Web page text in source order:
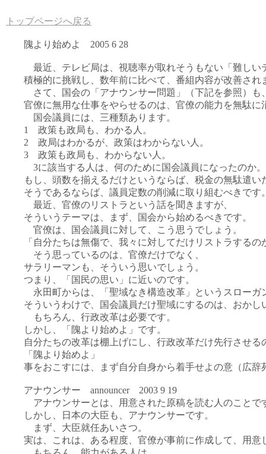
隗より始めよ 2005 6 28
最近、テレビ局は、視聴率が取れそうもない「難しい
積極的に挑戦し、数年前に比べて、番組内容が改善され
さて、国会の「アナウンサー問題」（下記を参照）も
官僚に無用な仕事をやらせるのは、官僚の能力を無駄に
国会議員には、三種類あります。
1 政策も政局も、わかる人。
2 政局はわかるが、政策はわからない人。
3 政策も政局も、わからない人。
3に該当する人は、何のために国会議員になったのか。
もし、頭数を揃えるだけというならば、税金の無駄遣い
そうであるならば、議員定数の削減に取り組むべきです
最近、官僚のリストラという話を聞きますが、
そういうテーマは、まず、国会から始めるべきです。
官僚は、国会議員に対して、こう思うでしょう。
「自分たちは無傷で、我々に対してだけリストラするの
そう思っているのは、官僚だけでなく、
サラリーマンも、そういう思いでしょう。
つまり、「国民の思い」に近いのです。
永田町からは、「聖域なき構造改革」というスローガ
そういうわけで、国会議員だけ聖域にするのは、おかし
もちろん、行政改革は必要です。
しかし、「隗より始めよ」です。
自分たちの改革は棚上げにし、行政改革だけ先行させる
「隗より始めよ」
事をおこすには、まず自分自身から着手せよの意（広辞
アナウンサー announcer 2003 9 19
アナウンサーとは、用意された原稿を読む人のことで
しかし、日本の大臣も、アナウンサーです。
まず、大臣就任あいさつ。
実は、これは、ある程度、官僚が事前に作成して、用意
トップページへ戻る